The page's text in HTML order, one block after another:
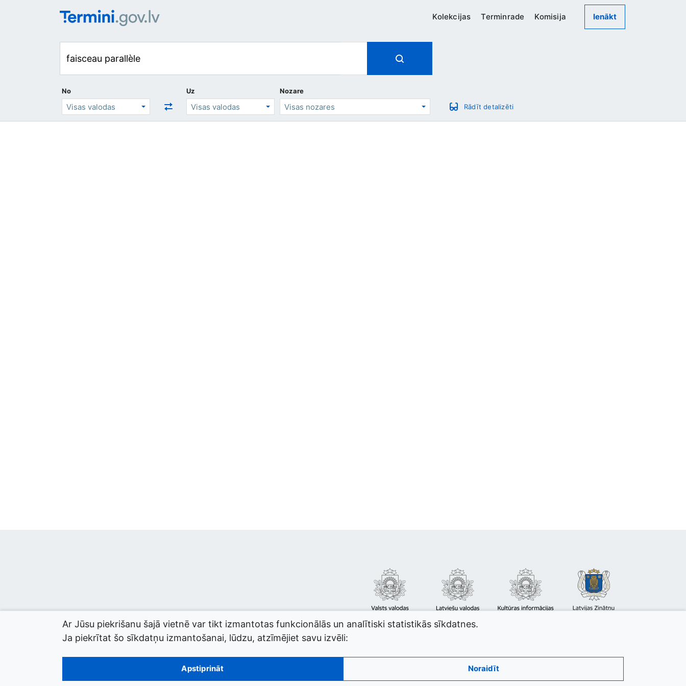
Kolekcijas Terminrade Komisija Ienākt
No Uz
Nozare
Rādīt detalizēti
© 2026 termini.gov.lv. Izstrādātājs:
Ar Jūsu piekrišanu šajā vietnē var tikt izmantotas funkcionālās un analītiski statistikās sīkdatnes.
Ja piekrītat šo sīkdatņu izmantošanai, lūdzu, atzīmējiet savu izvēli:
Apstiprināt Noraidīt